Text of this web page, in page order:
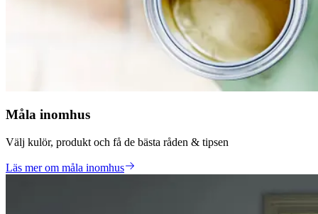
Måla inomhus
Välj kulör, produkt och få de bästa råden & tipsen
Läs mer om måla inomhus